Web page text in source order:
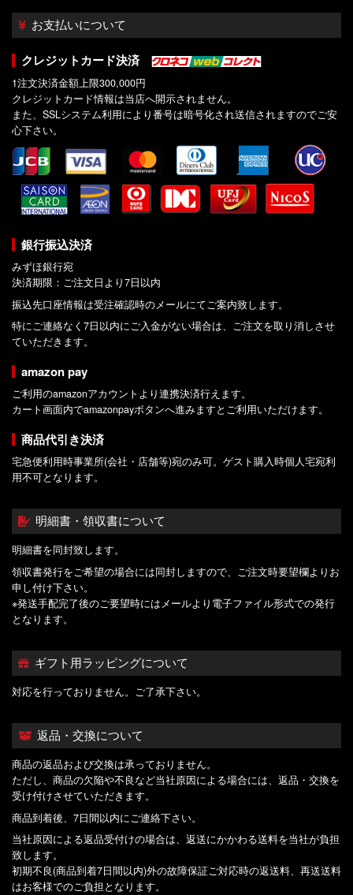
お支払いについて
クレジットカード決済
1注文決済金額上限300,000円
クレジットカード情報は当店へ開示されません。
また、SSLシステム利用により番号は暗号化され送信されますのでご安
心下さい。
銀行振込決済
みずほ銀行宛
決済期限：ご注文日より7日以内
振込先口座情報は受注確認時のメールにてご案内致します。
特にご連絡なく7日以内にご入金がない場合は、ご注文を取り消しさせ
ていただきます。
amazon pay
ご利用のamazonアカウントより連携決済行えます。
カート画面内でamazonpayボタンへ進みますとご利用いただけます。
商品代引き決済
宅急便利用時事業所(会社・店舗等)宛のみ可。ゲスト購入時個人宅宛利
用不可となります。
明細書・領収書について
明細書を同封致します。
領収書発行をご希望の場合には同封しますので、ご注文時要望欄よりお
申し付け下さい。
※発送手配完了後のご要望時にはメールより電子ファイル形式での発行
となります。
ギフト用ラッピングについて
対応を行っておりません。ご了承下さい。
返品・交換について
商品の返品および交換は承っておりません。
ただし、商品の欠陥や不良など当社原因による場合には、返品・交換を
受け付けさせていただきます。
商品到着後、7日間以内にご連絡下さい。
当社原因による返品受付けの場合は、返送にかかわる送料を当社が負担
致します。
初期不良(商品到着7日間以内)外の故障保証ご対応時の返送料、再送送料
はお客様でのご負担となります。